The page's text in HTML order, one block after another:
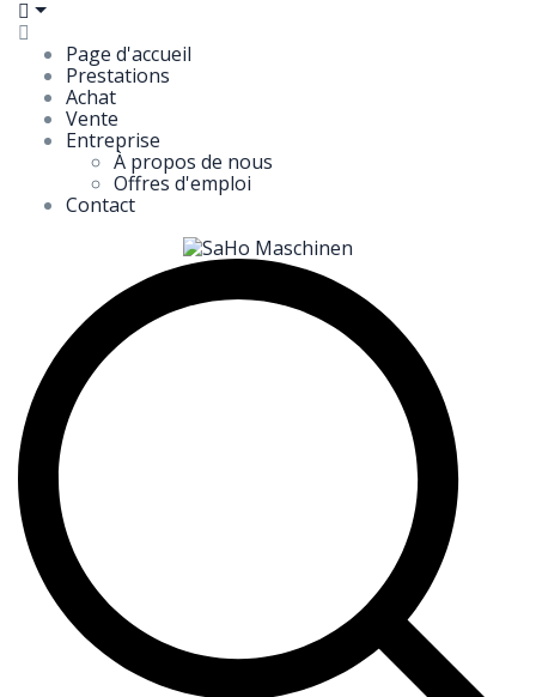
Page d'accueil
Prestations
Achat
Vente
Entreprise
À propos de nous
Offres d'emploi
Contact